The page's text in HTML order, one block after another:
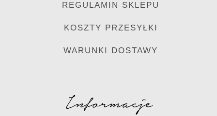
REGULAMIN SKLEPU
KOSZTY PRZESYŁKI
WARUNKI DOSTAWY
Informacje